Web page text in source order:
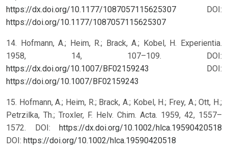
https://dx.doi.org/10.1177/1087057115625307
DOI:
https://doi.org/10.1177/1087057115625307
14. Hofmann, A.; Heim, R.; Brack, A.; Kobel, H. Experientia.
1958, 14, 107–109. DOI:
https://dx.doi.org/10.1007/BF02159243
DOI:
https://doi.org/10.1007/BF02159243
15. Hofmann, A.; Heim, R.; Brack, A.; Kobel, H.; Frey, A.; Ott, H.;
Petrzilka, Th.; Troxler, F. Helv. Chim. Acta. 1959, 42, 1557–
1572. DOI: https://dx.doi.org/10.1002/hlca.19590420518
DOI: https://doi.org/10.1002/hlca.19590420518